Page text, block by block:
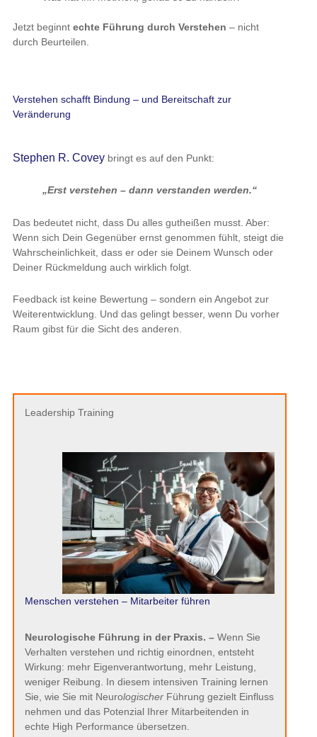
Jetzt beginnt echte Führung durch Verstehen – nicht
durch Beurteilen.
Verstehen schafft Bindung – und Bereitschaft zur
Veränderung
Stephen R. Coveybringt es auf den Punkt:
„Erst verstehen – dann verstanden werden.“
Das bedeutet nicht, dass Du alles gutheißen musst. Aber:
Wenn sich Dein Gegenüber ernst genommen fühlt, steigt die
Wahrscheinlichkeit, dass er oder sie Deinem Wunsch oder
Deiner Rückmeldung auch wirklich folgt.
Feedback ist keine Bewertung – sondern ein Angebot zur
Weiterentwicklung. Und das gelingt besser, wenn Du vorher
Raum gibst für die Sicht des anderen.
Leadership Training
Menschen verstehen – Mitarbeiter führen
Neurologische Führung in der Praxis. – Wenn Sie
Verhalten verstehen und richtig einordnen, entsteht
Wirkung: mehr Eigenverantwortung, mehr Leistung,
weniger Reibung. In diesem intensiven Training lernen
Sie, wie Sie mit NeurologischerFührung gezielt Einfluss
nehmen und das Potenzial Ihrer Mitarbeitenden in
echte High Performance übersetzen.